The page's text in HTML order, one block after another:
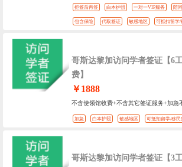
拒签后再签 白本护照 一对一VIP服务 陪
包含保险 代取签证 敏感地区 可抵扣留学/
哥斯达黎加访问学者签证【6
费】
￥1888
不含使领馆收费+不含其它签证服务+加急
加急 白本护照 敏感地区 可抵扣留学/移民
哥斯达黎加访问学者签证【3